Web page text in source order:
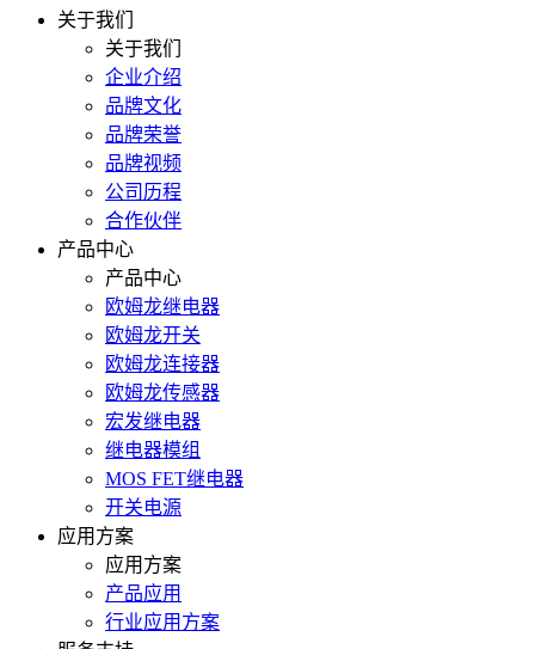
关于我们
关于我们
企业介绍
品牌文化
品牌荣誉
品牌视频
公司历程
合作伙伴
产品中心
产品中心
欧姆龙继电器
欧姆龙开关
欧姆龙连接器
欧姆龙传感器
宏发继电器
继电器模组
MOS FET继电器
开关电源
应用方案
应用方案
产品应用
行业应用方案